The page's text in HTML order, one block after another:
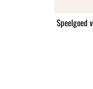
Speelgoed